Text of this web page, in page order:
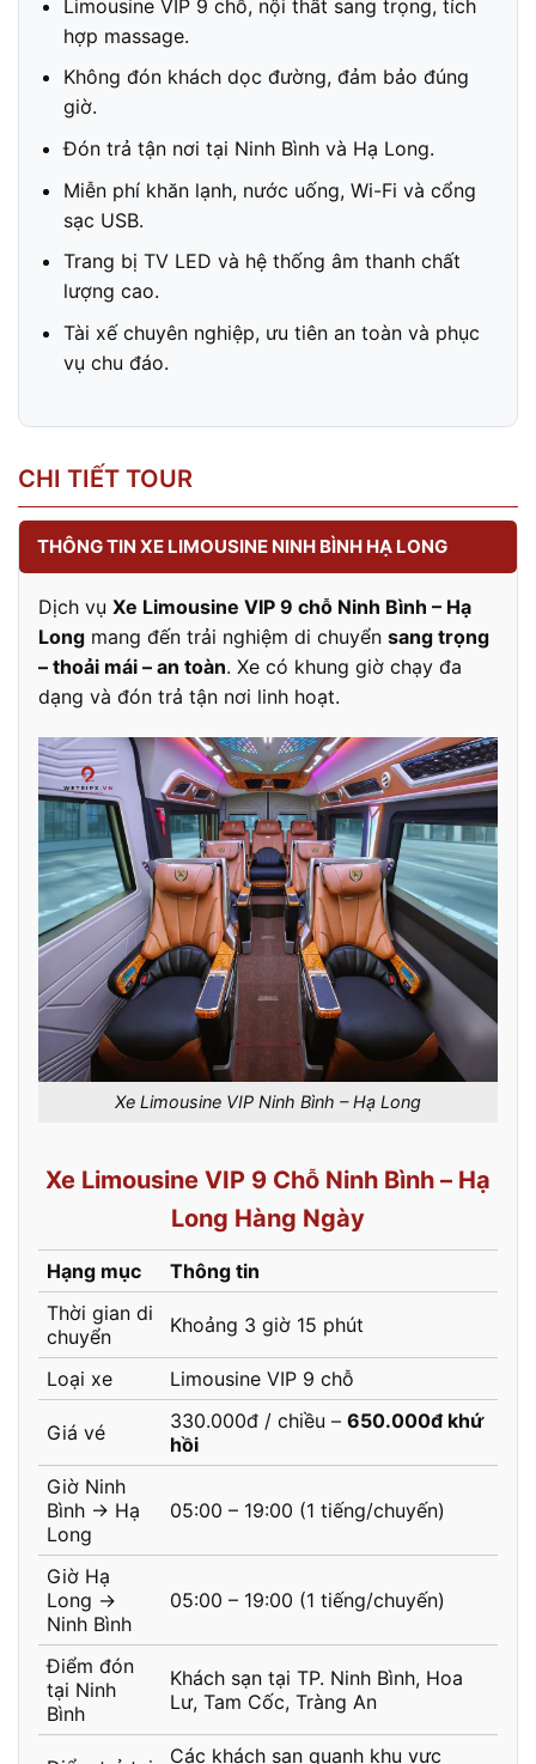
Limousine VIP 9 chỗ, nội thất sang trọng, tích
hợp massage.
Không đón khách dọc đường, đảm bảo đúng
giờ.
Đón trả tận nơi tại Ninh Bình và Hạ Long.
Miễn phí khăn lạnh, nước uống, Wi-Fi và cổng
sạc USB.
Trang bị TV LED và hệ thống âm thanh chất
lượng cao.
Tài xế chuyên nghiệp, ưu tiên an toàn và phục
vụ chu đáo.
CHI TIẾT TOUR
THÔNG TIN XE LIMOUSINE NINH BÌNH HẠ LONG
Dịch vụ Xe Limousine VIP 9 chỗ Ninh Bình – Hạ
Long mang đến trải nghiệm di chuyển sang trọng
– thoải mái – an toàn. Xe có khung giờ chạy đa
dạng và đón trả tận nơi linh hoạt.
Xe Limousine VIP Ninh Bình – Hạ Long
Xe Limousine VIP 9 Chỗ Ninh Bình – Hạ
Long Hàng Ngày
Hạng mục
Thông tin
Thời gian di
chuyển
Khoảng 3 giờ 15 phút
Loại xe Limousine VIP 9 chỗ
Giá vé 330.000đ / chiều – 650.000đ khứ
hồi
Giờ Ninh
Bình → Hạ
Long
05:00 – 19:00 (1 tiếng/chuyến)
Giờ Hạ
Long →
Ninh Bình
05:00 – 19:00 (1 tiếng/chuyến)
Điểm đón
tại Ninh
Bình
Khách sạn tại TP. Ninh Bình, Hoa
Lư, Tam Cốc, Tràng An
Các khách sạn quanh khu vực